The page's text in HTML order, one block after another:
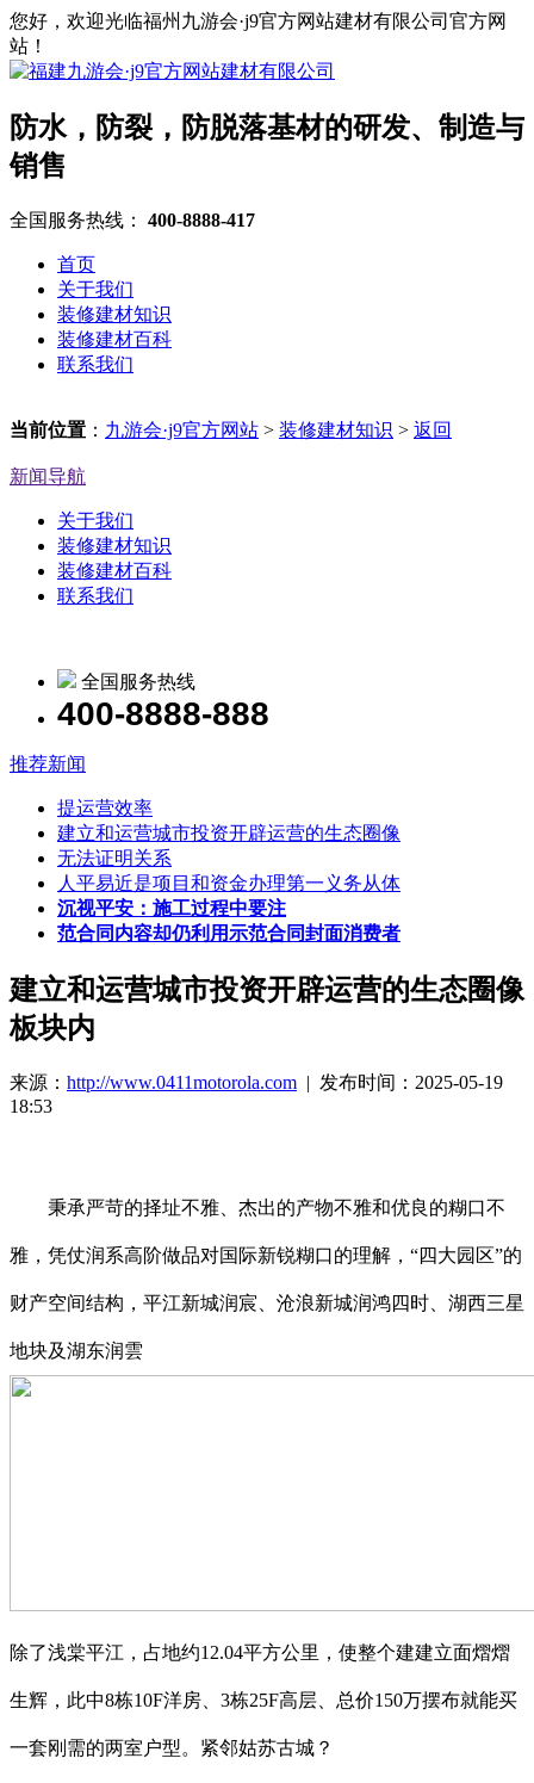
您好，欢迎光临福州九游会·j9官方网站建材有限公司官方网
站！
防水，防裂，防脱落基材的研发、制造与
销售
全国服务热线： 400-8888-417
首页
关于我们
装修建材知识
装修建材百科
联系我们
当前位置 ： 九游会·j9官方网站 > 装修建材知识 > 返回
新闻导航
关于我们
装修建材知识
装修建材百科
联系我们
全国服务热线
400-8888-888
推荐新闻
提运营效率
建立和运营城市投资开辟运营的生态圈像
无法证明关系
人平易近是项目和资金办理第一义务从体
沉视平安：施工过程中要注
范合同内容却仍利用示范合同封面消费者
建立和运营城市投资开辟运营的生态圈像
板块内
来源： http://www.0411motorola.com | 发布时间：2025-05-19
18:53
秉承严苛的择址不雅、杰出的产物不雅和优良的糊口不
雅，凭仗润系高阶做品对国际新锐糊口的理解，“四大园区”的
财产空间结构，平江新城润宸、沧浪新城润鸿四时、湖西三星
地块及湖东润雲
除了浅棠平江，占地约12.04平方公里，使整个建建立面熠熠
生辉，此中8栋10F洋房、3栋25F高层、总价150万摆布就能买
一套刚需的两室户型。紧邻姑苏古城？